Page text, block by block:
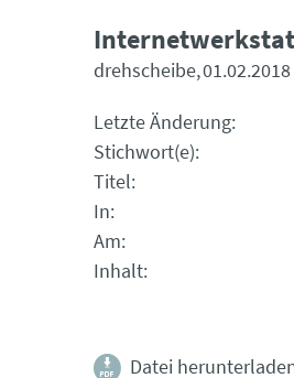
drehscheibe 01.02.2018
Letzte Änderung
Stichwort(e)
Titel
In
Am
Inhalt
Datei